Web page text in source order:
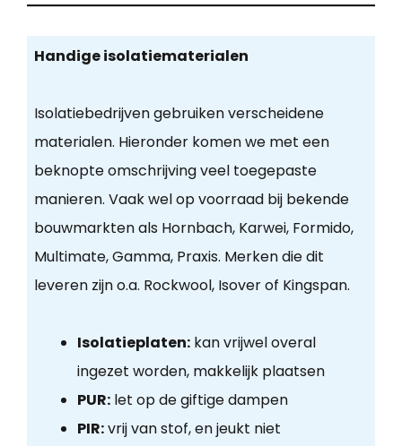
Handige isolatiematerialen
Isolatiebedrijven gebruiken verscheidene
materialen. Hieronder komen we met een
beknopte omschrijving veel toegepaste
manieren. Vaak wel op voorraad bij bekende
bouwmarkten als Hornbach, Karwei, Formido,
Multimate, Gamma, Praxis. Merken die dit
leveren zijn o.a. Rockwool, Isover of Kingspan.
Isolatieplaten:kan vrijwel overal
ingezet worden, makkelijk plaatsen
PUR:let op de giftige dampen
PIR:vrij van stof, en jeukt niet